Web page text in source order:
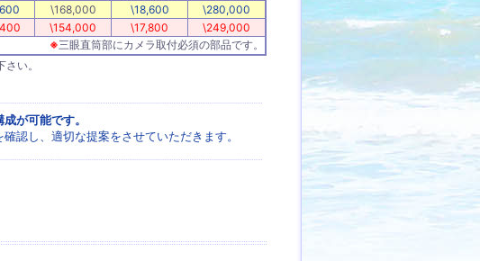
\168,000 \18,600
\280,000
\154,000 \17,800
\249,000
※三眼直筒部にカメラ取付必須の部品です。
い。
が可能です。
認し、適切な提案をさせていただきます。